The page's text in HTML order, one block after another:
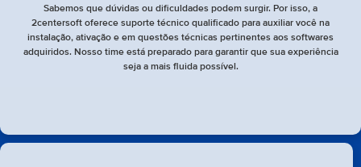
Sabemos que dúvidas ou dificuldades podem surgir. Por isso, a
2centersoft oferece suporte técnico qualificado para auxiliar você na
instalação, ativação e em questões técnicas pertinentes aos softwares
adquiridos. Nosso time está preparado para garantir que sua experiência
seja a mais fluida possível.